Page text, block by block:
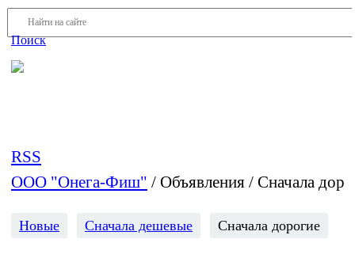
Поиск
RSS
ООО "Онега-Фиш" / Объявления / Сначала
Новые Сначала дешевые Сначала дорогие